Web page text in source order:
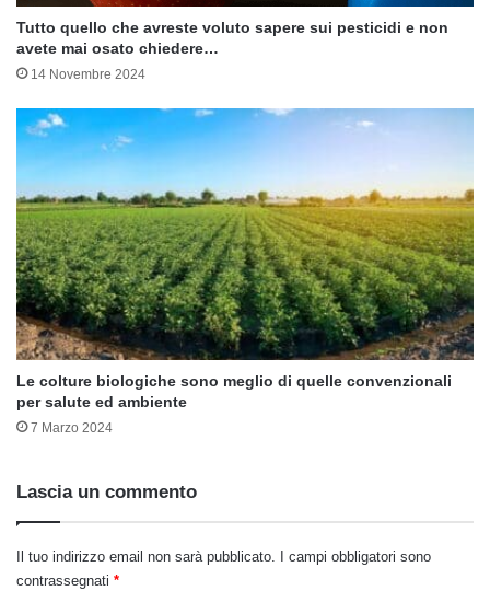
Tutto quello che avreste voluto sapere sui pesticidi e non
avete mai osato chiedere…
14 Novembre 2024
Le colture biologiche sono meglio di quelle convenzionali
per salute ed ambiente
7 Marzo 2024
Lascia un commento
Il tuo indirizzo email non sarà pubblicato.
I campi obbligatori sono
contrassegnati *